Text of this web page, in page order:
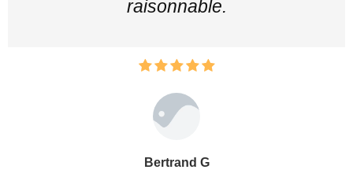
raisonnable.
Bertrand G